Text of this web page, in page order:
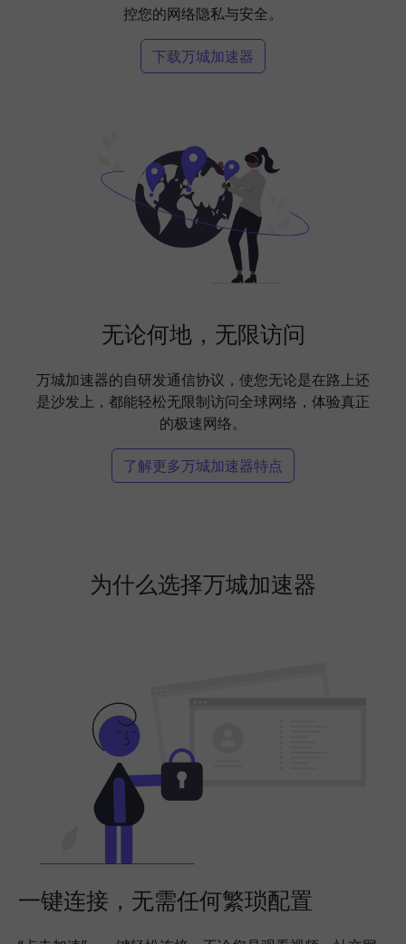
控您的网络隐私与安全。
下载万城加速器
无论何地，无限访问
万城加速器的自研发通信协议，使您无论是在路上还
是沙发上，都能轻松无限制访问全球网络，体验真正
的极速网络。
了解更多万城加速器特点
为什么选择万城加速器
一键连接，无需任何繁琐配置